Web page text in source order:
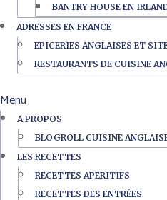
BANTRY HOUSE EN
ADRESSES EN FRANCE
EPICERIES ANGLAISES ET
RESTAURANTS DE CUISINE
Menu
A PROPOS
BLOGROLL CUISINE
LES RECETTES
RECETTES APÉRITIFS
RECETTES DES ENTRÉES